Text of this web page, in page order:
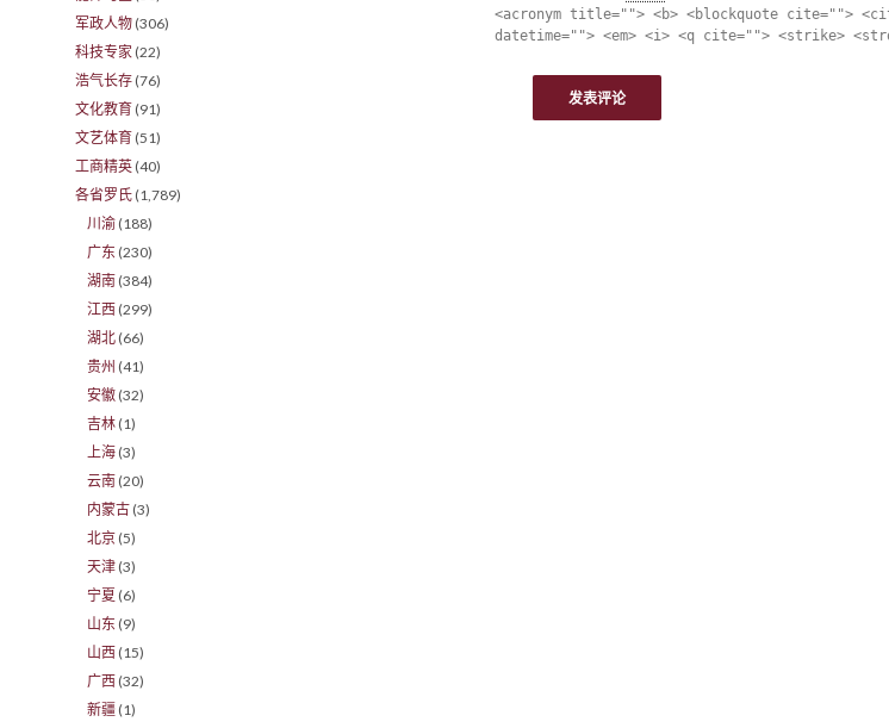
<acronym title=""> <b> <blockquote cite="">
datetime=""> <em> <i> <q cite=""> <strike>
军政人物 (306)
科技专家 (22)
浩气长存 (76)
文化教育 (91)
文艺体育 (51)
工商精英 (40)
各省罗氏 (1,789)
川渝 (188)
广东 (230)
湖南 (384)
江西 (299)
湖北 (66)
贵州 (41)
安徽 (32)
吉林 (1)
上海 (3)
云南 (20)
内蒙古 (3)
北京 (5)
天津 (3)
宁夏 (6)
山东 (9)
山西 (15)
广西 (32)
新疆 (1)